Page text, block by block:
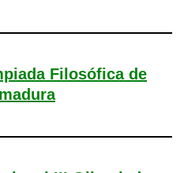
Filosófica de